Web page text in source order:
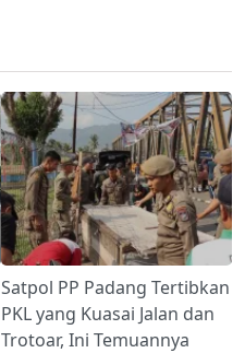
Satpol PP Padang Tertibkan
PKL yang Kuasai Jalan dan
Trotoar, Ini Temuannya